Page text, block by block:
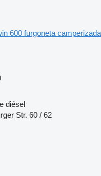
600 furgoneta camperizada
diésel
Str. 60 / 62